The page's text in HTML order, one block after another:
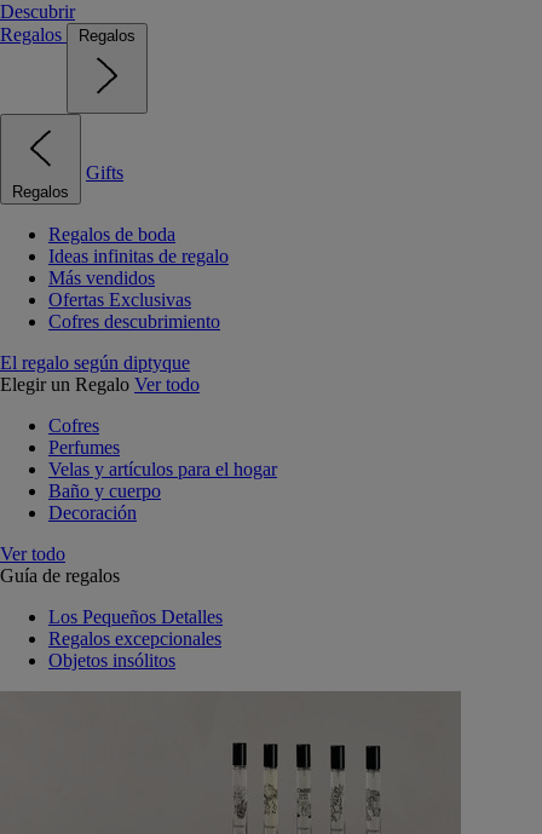
Descubrir
Regalos
Regalos
Regalos
Gifts
Regalos de boda
Ideas infinitas de regalo
Más vendidos
Ofertas Exclusivas
Cofres descubrimiento
El regalo según diptyque
Elegir un Regalo Ver todo
Cofres
Perfumes
Velas y artículos para el hogar
Baño y cuerpo
Decoración
Ver todo
Guía de regalos
Los Pequeños Detalles
Regalos excepcionales
Objetos insólitos